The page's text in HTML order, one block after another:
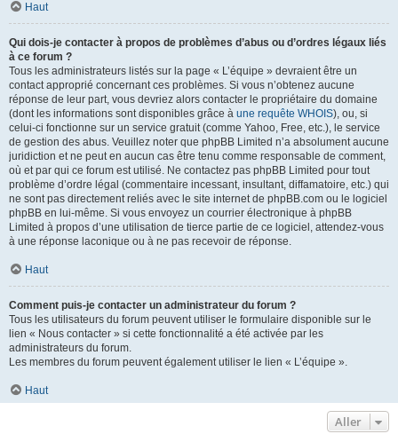
Haut
Qui dois-je contacter à propos de problèmes d’abus ou d’ordres légaux liés
à ce forum ?
Tous les administrateurs listés sur la page « L’équipe » devraient être un
contact approprié concernant ces problèmes. Si vous n’obtenez aucune
réponse de leur part, vous devriez alors contacter le propriétaire du domaine
(dont les informations sont disponibles grâce à une requête WHOIS), ou, si
celui-ci fonctionne sur un service gratuit (comme Yahoo, Free, etc.), le service
de gestion des abus. Veuillez noter que phpBB Limited n’a absolument aucune
juridiction et ne peut en aucun cas être tenu comme responsable de comment,
où et par qui ce forum est utilisé. Ne contactez pas phpBB Limited pour tout
problème d’ordre légal (commentaire incessant, insultant, diffamatoire, etc.) qui
ne sont pas directement reliés avec le site internet de phpBB.com ou le logiciel
phpBB en lui-même. Si vous envoyez un courrier électronique à phpBB
Limited à propos d’une utilisation de tierce partie de ce logiciel, attendez-vous
à une réponse laconique ou à ne pas recevoir de réponse.
Haut
Comment puis-je contacter un administrateur du forum ?
Tous les utilisateurs du forum peuvent utiliser le formulaire disponible sur le
lien « Nous contacter » si cette fonctionnalité a été activée par les
administrateurs du forum.
Les membres du forum peuvent également utiliser le lien « L’équipe ».
Haut
Aller